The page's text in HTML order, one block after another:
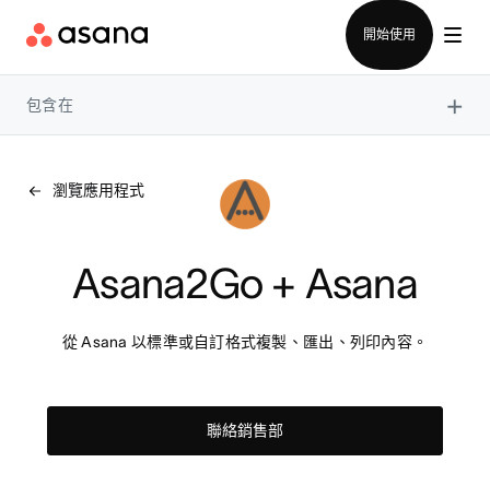
開始使用
包含在 ×
瀏覽應用程式
Asana2Go + Asana
從 Asana 以標準或自訂格式複製、匯出、列印內容。
聯絡銷售部